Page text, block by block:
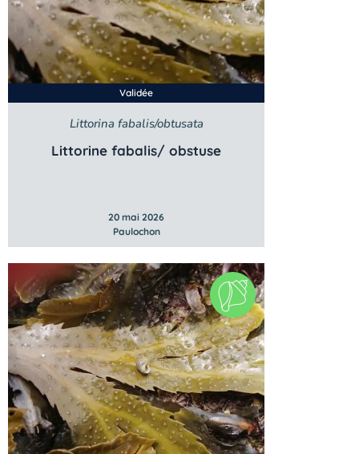
Validée
Littorina fabalis/obtusata
Littorine fabalis/ obstuse
20 mai 2026
Paulochon